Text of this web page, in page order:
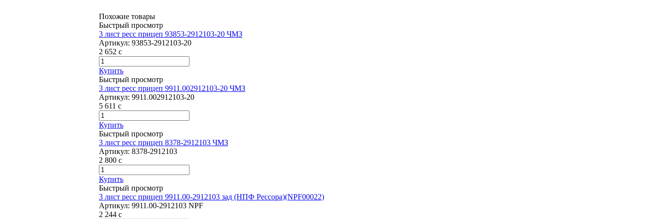
Похожие товары
Быстрый просмотр
3 лист ресс прицеп 93853-2912103-20 ЧМЗ
Артикул: 93853-2912103-20
2 652 c
Купить
Быстрый просмотр
3 лист ресс прицеп 9911.002912103-20 ЧМЗ
Артикул: 9911.002912103-20
5 611 c
Купить
Быстрый просмотр
3 лист ресс прицеп 8378-2912103 ЧМЗ
Артикул: 8378-2912103
2 800 c
Купить
Быстрый просмотр
3 лист ресс прицеп 9911.00-2912103 зад (НПФ Рессора)(NPF00022)
Артикул: 9911.00-2912103 NPF
2 244 c